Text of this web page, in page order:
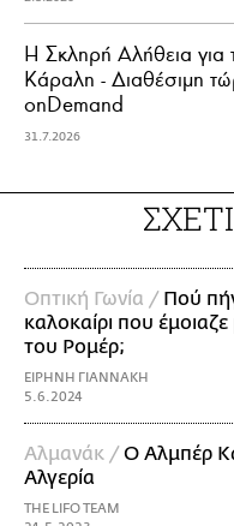
Η Σκληρή Αλήθεια για
Κάραλη - Διαθέσιμη
onDemand
31.7.2026
Οπτική Γωνία / Πού
καλοκαίρι που έμοιαζε
του Ρομέρ;
ΕΙΡΗΝΗ ΓΙΑΝΝΑΚΗ
5.6.2024
Αλμανάκ /Ο Αλμπέρ
Αλγερία
THE LIFO TEAM